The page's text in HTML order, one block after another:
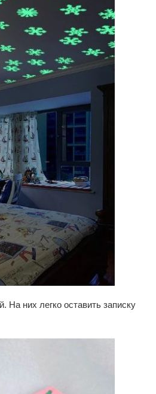
На них легко оставить записку